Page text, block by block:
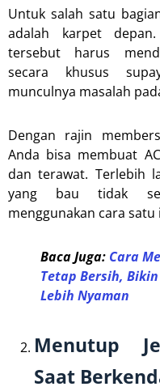
Untuk salah satu
adalah karpet
tersebut harus
secara khusus
munculnya masalah
Dengan rajin
Anda bisa membuat
dan terawat. Terlebih
yang bau tidak
menggunakan cara satu
Baca Juga: Cara
Tetap Bersih,
Lebih Nyaman
Menutup
Saat